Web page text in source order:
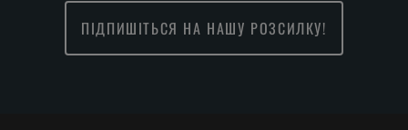
ПІДПИШІТЬСЯ НА НАШУ РОЗСИЛКУ!